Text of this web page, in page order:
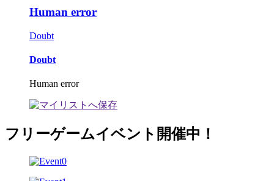
Human error
Doubt
Doubt
Human error
フリーゲームイベント開催中！